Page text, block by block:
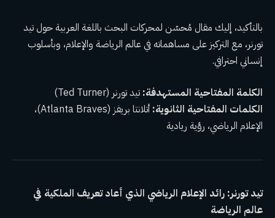
بالتأكيد، إليك مقال مُحسّن لمحركات البحث باللغة العربية حول تيد
تورنر، مع التركيز على مساهماته في عالم الرياضة والإعلام، وبأسلوب
إنساني احترافي.
الكلمة المفتاحية المستهدفة: تيد تورنر (Ted Turner)
الكلمات المفتاحية الثانوية:
أتلانتا بريفز (Atlanta Braves)،
الإعلام الرياضي، رؤية ريادية
تيد تورنر: رائد الإعلام الرياضي الذي أعاد تعريف الملكية في
عالم الرياضة